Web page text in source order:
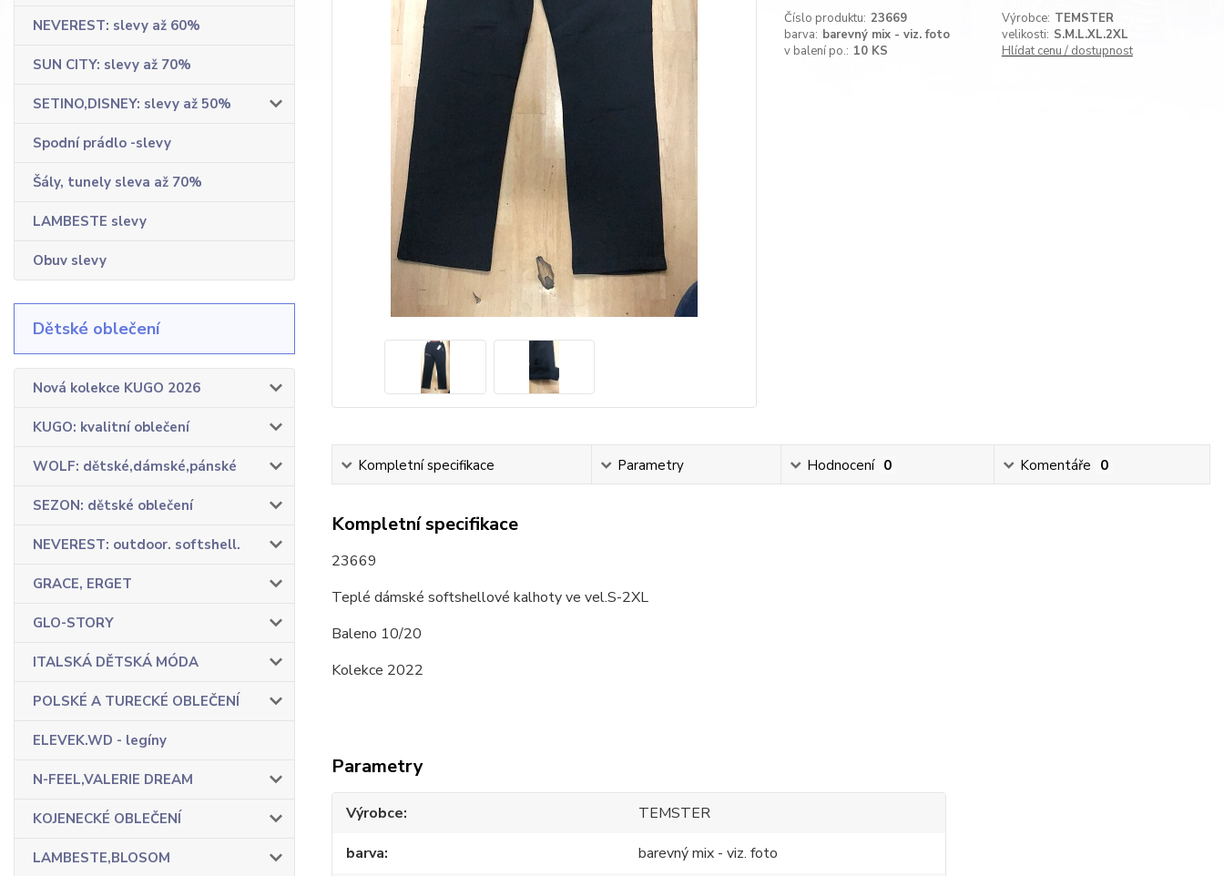
NEVEREST: slevy až 60%
SUN CITY: slevy až 70%
SETINO,DISNEY: slevy až 50%
Spodní prádlo -slevy
Šály, tunely sleva až 70%
LAMBESTE slevy
Obuv slevy
Dětské oblečení
Nová kolekce KUGO 2026
KUGO: kvalitní oblečení
WOLF: dětské,dámské,pánské
SEZON: dětské oblečení
NEVEREST: outdoor. softshell.
GRACE, ERGET
GLO-STORY
ITALSKÁ DĚTSKÁ MÓDA
POLSKÉ A TURECKÉ OBLEČENÍ
ELEVEK.WD - legíny
N-FEEL,VALERIE DREAM
KOJENECKÉ OBLEČENÍ
LAMBESTE,BLOSOM
Číslo produktu: 23669 Výrobce: TEMSTER
barva: barevný mix - viz. foto velikosti: S.M.L.XL.2XL
v balení po.: 10 KS Hlídat cenu / dostupnost
Kompletní specifikace Parametry Hodnocení 0 Komentáře 0
Kompletní specifikace
23669
Teplé dámské softshellové kalhoty ve vel.S-2XL
Baleno 10/20
Kolekce 2022
Parametry
Výrobce
TEMSTER
barva
barevný mix - viz. foto